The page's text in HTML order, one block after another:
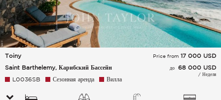
Toiny
Saint Barthelemy, Карибский Бассейн
Price from 17 000 USD
до 68 000 USD
/ Неделя
L0036SB Сезонная аренда Вилла